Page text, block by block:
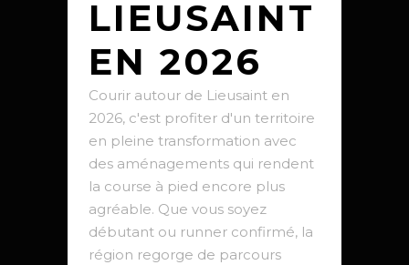
LIEUSAINT
EN 2026
Courir autour de Lieusaint en
2026, c'est profiter d'un territoire
en pleine transformation avec
des aménagements qui rendent
la course à pied encore plus
agréable. Que vous soyez
débutant ou runner confirmé, la
région regorge de parcours